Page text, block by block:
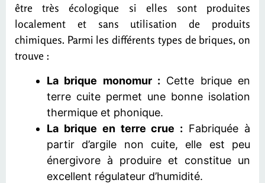
être très écologique si elles sont produites
localement et sans utilisation de produits
chimiques. Parmi les différents types de briques, on
trouve :
La brique monomur : Cette brique en
terre cuite permet une bonne isolation
thermique et phonique.
La brique en terre crue : Fabriquée à
partir d’argile non cuite, elle est peu
énergivore à produire et constitue un
excellent régulateur d’humidité.